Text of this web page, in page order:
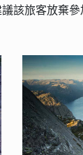
該旅客放棄參